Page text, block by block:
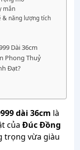
mắn
năng lượng tích
Dài 36cm
Phong Thuỷ
Đạt?
dài 36cm là
của Đúc Đồng
trọng vừa giàu